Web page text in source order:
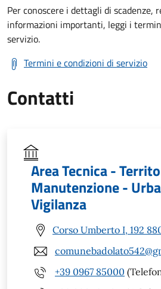
Per conoscere i dettagli di scadenze,
informazioni importanti, leggi i
servizio.
Termini e condizioni di servizio
Contatti
Area Tecnica -
Manutenzione -
Vigilanza
Corso Umberto I, 192
+39 0967 85000